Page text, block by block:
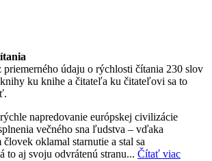
priemerného údaju o rýchlosti čítania 230 slov
ku knihe a čitateľa ku čitateľovi sa to
napredovanie európskej civilizácie
večného sna ľudstva – vďaka
človek oklamal starnutie a stal sa
to aj svoju odvrátenú stranu... Čítať viac